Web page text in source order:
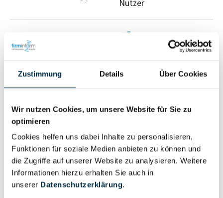
Zustimmung Details Über Cookies
Wir nutzen Cookies, um unsere Website für Sie zu
optimieren
Cookies helfen uns dabei Inhalte zu personalisieren,
Funktionen für soziale Medien anbieten zu können und
die Zugriffe auf unserer Website zu analysieren. Weitere
Informationen hierzu erhalten Sie auch in
unserer Datenschutzerklärung.
Nutzer
Wirtschaftlich
Berechtigter
Vollständiges
Unternehmensprofil
Eigentums- und Kontrollstruktur
Gesellschafterstruktur
Vollständiges
Unternehmensprofil
anfragen